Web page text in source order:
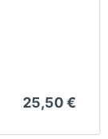
25,50 €